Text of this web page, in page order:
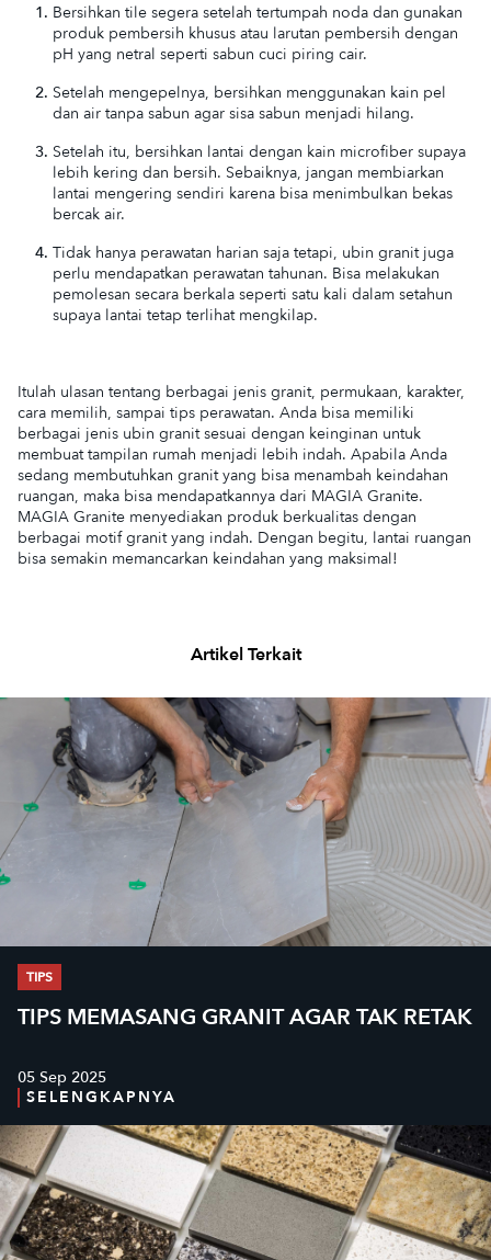
Bersihkan tile segera setelah tertumpah noda dan gunakan
produk pembersih khusus atau larutan pembersih dengan
pH yang netral seperti sabun cuci piring cair.
Setelah mengepelnya, bersihkan menggunakan kain pel
dan air tanpa sabun agar sisa sabun menjadi hilang.
Setelah itu, bersihkan lantai dengan kain microfiber supaya
lebih kering dan bersih. Sebaiknya, jangan membiarkan
lantai mengering sendiri karena bisa menimbulkan bekas
bercak air.
Tidak hanya perawatan harian saja tetapi, ubin granit juga
perlu mendapatkan perawatan tahunan. Bisa melakukan
pemolesan secara berkala seperti satu kali dalam setahun
supaya lantai tetap terlihat mengkilap.
Itulah ulasan tentang berbagai jenis granit, permukaan, karakter,
cara memilih, sampai tips perawatan. Anda bisa memiliki
berbagai jenis ubin granit sesuai dengan keinginan untuk
membuat tampilan rumah menjadi lebih indah. Apabila Anda
sedang membutuhkan granit yang bisa menambah keindahan
ruangan, maka bisa mendapatkannya dari MAGIA Granite.
MAGIA Granite menyediakan produk berkualitas dengan
berbagai motif granit yang indah. Dengan begitu, lantai ruangan
bisa semakin memancarkan keindahan yang maksimal!
Artikel Terkait
TIPS
TIPS MEMASANG GRANIT AGAR TAK RETAK
05 Sep 2025
SELENGKAPNYA